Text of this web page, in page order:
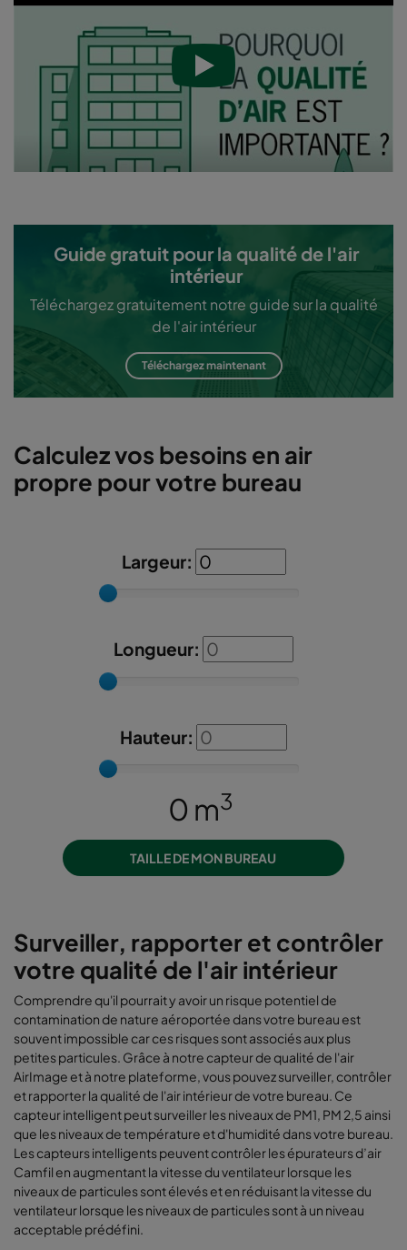
Guide gratuit pour la qualité de l'air
intérieur
Téléchargez gratuitement notre guide sur la qualité
de l'air intérieur
Téléchargez maintenant
Calculez vos besoins en air
propre pour votre bureau
Largeur:
Longueur:
Hauteur:
0 m3
TAILLE DE MON BUREAU
Surveiller, rapporter et contrôler
votre qualité de l'air intérieur
Comprendre qu'il pourrait y avoir un risque potentiel de
contamination de nature aéroportée dans votre bureau est
souvent impossible car ces risques sont associés aux plus
petites particules. Grâce à notre capteur de qualité de l'air
AirImage et à notre plateforme, vous pouvez surveiller, contrôler
et rapporter la qualité de l'air intérieur de votre bureau. Ce
capteur intelligent peut surveiller les niveaux de PM1, PM 2,5 ainsi
que les niveaux de température et d'humidité dans votre bureau.
Les capteurs intelligents peuvent contrôler les épurateurs d’air
Camfil en augmentant la vitesse du ventilateur lorsque les
niveaux de particules sont élevés et en réduisant la vitesse du
ventilateur lorsque les niveaux de particules sont à un niveau
acceptable prédéfini.